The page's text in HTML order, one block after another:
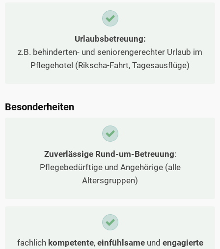
Urlaubsbetreuung:
z.B. behinderten- und seniorengerechter Urlaub im
Pflegehotel (Rikscha-Fahrt, Tagesausflüge)
Besonderheiten
Zuverlässige Rund-um-Betreuung:
Pflegebedürftige und Angehörige (alle
Altersgruppen)
fachlich kompetente, einfühlsameund engagierte